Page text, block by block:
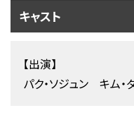
キャスト
【出演】
パク・ソジュン キム